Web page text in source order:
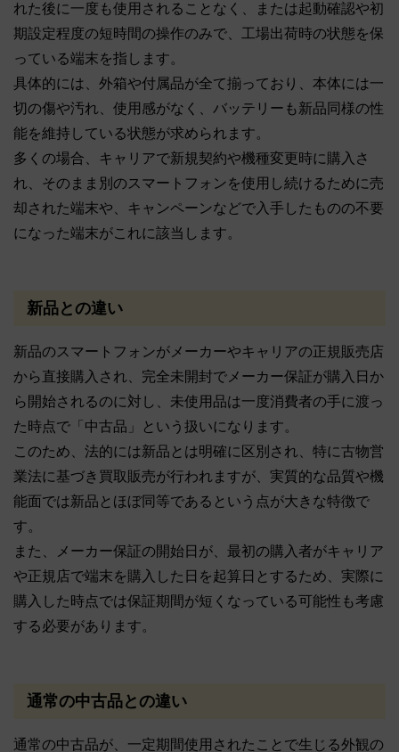
れた後に一度も使用されることなく、または起動確認や初
期設定程度の短時間の操作のみで、工場出荷時の状態を保
っている端末を指します。
具体的には、外箱や付属品が全て揃っており、本体には一
切の傷や汚れ、使用感がなく、バッテリーも新品同様の性
能を維持している状態が求められます。
多くの場合、キャリアで新規契約や機種変更時に購入さ
れ、そのまま別のスマートフォンを使用し続けるために売
却された端末や、キャンペーンなどで入手したものの不要
になった端末がこれに該当します。
新品との違い
新品のスマートフォンがメーカーやキャリアの正規販売店
から直接購入され、完全未開封でメーカー保証が購入日か
ら開始されるのに対し、未使用品は一度消費者の手に渡っ
た時点で「中古品」という扱いになります。
このため、法的には新品とは明確に区別され、特に古物営
業法に基づき買取販売が行われますが、実質的な品質や機
能面では新品とほぼ同等であるという点が大きな特徴で
す。
また、メーカー保証の開始日が、最初の購入者がキャリア
や正規店で端末を購入した日を起算日とするため、実際に
購入した時点では保証期間が短くなっている可能性も考慮
する必要があります。
通常の中古品との違い
通常の中古品が、一定期間使用されたことで生じる外観の